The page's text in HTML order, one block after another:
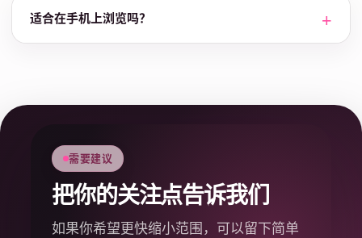
适合在手机上浏览吗？
需要建议
把你的关注点告诉我们
如果你希望更快缩小范围，可以留下简单